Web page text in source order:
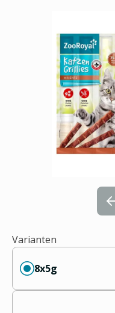
Varianten
8x5g